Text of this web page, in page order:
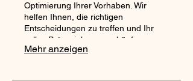
Optimierung Ihrer Vorhaben. Wir
helfen Ihnen, die richtigen
Entscheidungen zu treffen und Ihr
volles Potenzial auszuschöpfen.
Mehr anzeigen